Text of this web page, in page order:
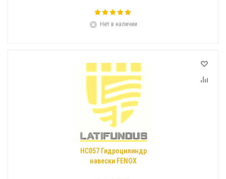
Нет в наличии
HC057 Гидроцилиндр
навески FENOX